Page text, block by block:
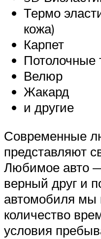
Термо
кожа)
Карпет
Потолочные
Велюр
Жакард
и другие
Современные
представляют
Любимое авто
верный друг и
автомобиля
количество
условия